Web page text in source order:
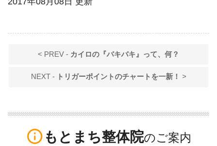
< PREV - カイロの『バキバキ』って、何？
NEXT - トリガーポイントのチャートを一新！ >
info_outline もとまち整体院